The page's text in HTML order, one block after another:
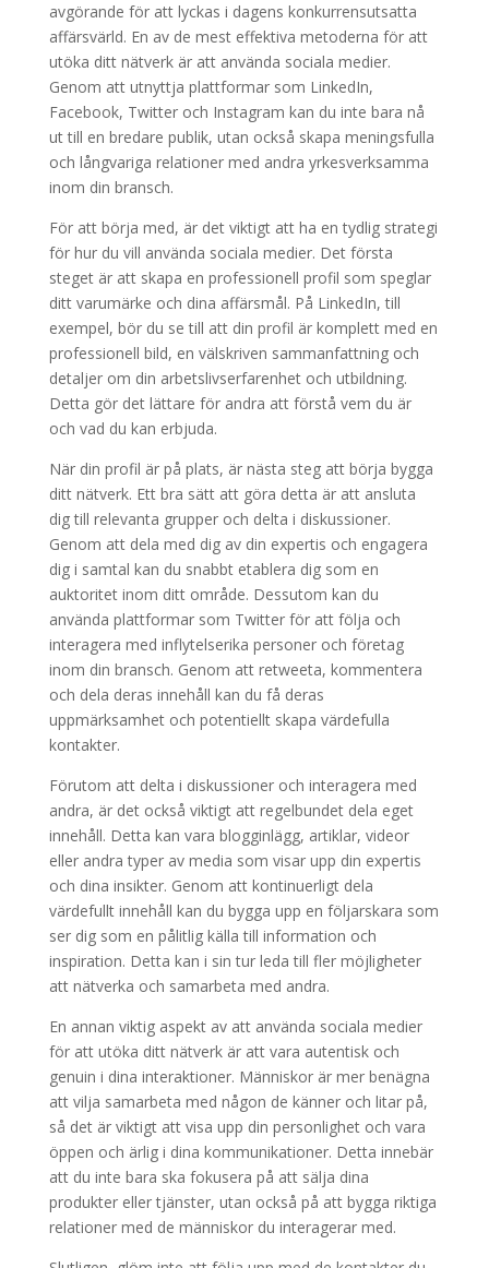
avgörande för att lyckas i dagens konkurrensutsatta
affärsvärld. En av de mest effektiva metoderna för att
utöka ditt nätverk är att använda sociala medier.
Genom att utnyttja plattformar som LinkedIn,
Facebook, Twitter och Instagram kan du inte bara nå
ut till en bredare publik, utan också skapa meningsfulla
och långvariga relationer med andra yrkesverksamma
inom din bransch.
För att börja med, är det viktigt att ha en tydlig strategi
för hur du vill använda sociala medier. Det första
steget är att skapa en professionell profil som speglar
ditt varumärke och dina affärsmål. På LinkedIn, till
exempel, bör du se till att din profil är komplett med en
professionell bild, en välskriven sammanfattning och
detaljer om din arbetslivserfarenhet och utbildning.
Detta gör det lättare för andra att förstå vem du är
och vad du kan erbjuda.
När din profil är på plats, är nästa steg att börja bygga
ditt nätverk. Ett bra sätt att göra detta är att ansluta
dig till relevanta grupper och delta i diskussioner.
Genom att dela med dig av din expertis och engagera
dig i samtal kan du snabbt etablera dig som en
auktoritet inom ditt område. Dessutom kan du
använda plattformar som Twitter för att följa och
interagera med inflytelserika personer och företag
inom din bransch. Genom att retweeta, kommentera
och dela deras innehåll kan du få deras
uppmärksamhet och potentiellt skapa värdefulla
kontakter.
Förutom att delta i diskussioner och interagera med
andra, är det också viktigt att regelbundet dela eget
innehåll. Detta kan vara blogginlägg, artiklar, videor
eller andra typer av media som visar upp din expertis
och dina insikter. Genom att kontinuerligt dela
värdefullt innehåll kan du bygga upp en följarskara som
ser dig som en pålitlig källa till information och
inspiration. Detta kan i sin tur leda till fler möjligheter
att nätverka och samarbeta med andra.
En annan viktig aspekt av att använda sociala medier
för att utöka ditt nätverk är att vara autentisk och
genuin i dina interaktioner. Människor är mer benägna
att vilja samarbeta med någon de känner och litar på,
så det är viktigt att visa upp din personlighet och vara
öppen och ärlig i dina kommunikationer. Detta innebär
att du inte bara ska fokusera på att sälja dina
produkter eller tjänster, utan också på att bygga riktiga
relationer med de människor du interagerar med.